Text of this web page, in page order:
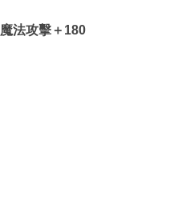
魔法攻擊＋180